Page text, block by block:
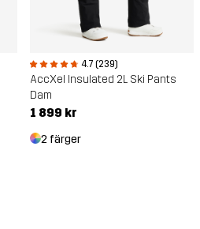
4.7 (239)
AccXel Insulated 2L Ski Pants
Dam
1 899 kr
2 färger